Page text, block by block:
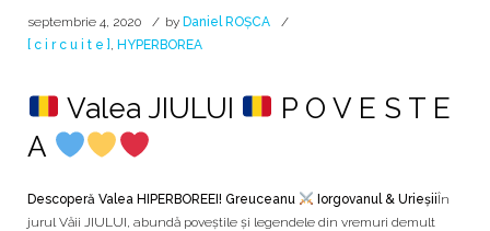
septembrie 4, 2020 by Daniel ROȘCA
[ c i r c u i t e ] HYPERBOREA
Valea JIULUI
P O V E S T E
A
Descoperă Valea HIPERBOREEI! Greuceanu Iorgovanul & UrieșiiÎn
jurul Văii JIULUI, abundă poveștile și legendele din vremuri demult